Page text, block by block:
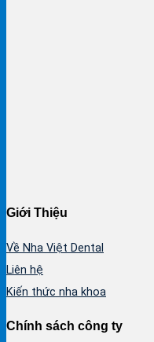
Giới Thiệu
Về Nha Việt Dental
Liên hệ
Kiến thức nha khoa
Chính sách công ty